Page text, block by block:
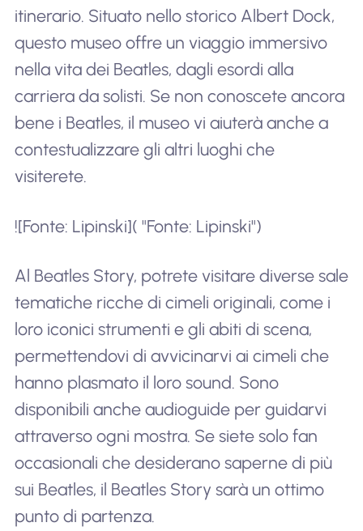
itinerario. Situato nello storico Albert Dock,
questo museo offre un viaggio immersivo
nella vita dei Beatles, dagli esordi alla
carriera da solisti. Se non conoscete ancora
bene i Beatles, il museo vi aiuterà anche a
contestualizzare gli altri luoghi che
visiterete.
![Fonte: Lipinski]( "Fonte: Lipinski")
Al Beatles Story, potrete visitare diverse sale
tematiche ricche di cimeli originali, come i
loro iconici strumenti e gli abiti di scena,
permettendovi di avvicinarvi ai cimeli che
hanno plasmato il loro sound. Sono
disponibili anche audioguide per guidarvi
attraverso ogni mostra. Se siete solo fan
occasionali che desiderano saperne di più
sui Beatles, il Beatles Story sarà un ottimo
punto di partenza.